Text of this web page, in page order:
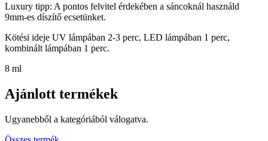
Luxury tipp: A pontos felvitel érdekében a sáncoknál használd
9mm-es díszítő ecsetünket.
Kötési ideje UV lámpában 2-3 perc, LED lámpában 1 perc,
kombinált lámpában 1 perc.
8 ml
Ajánlott termékek
Ugyanebből a kategóriából válogatva.